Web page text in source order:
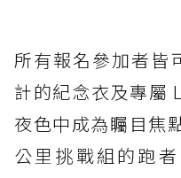
所有報名參加者皆
計的紀念衣及專屬
夜色中成為矚目焦
公里挑戰組的跑